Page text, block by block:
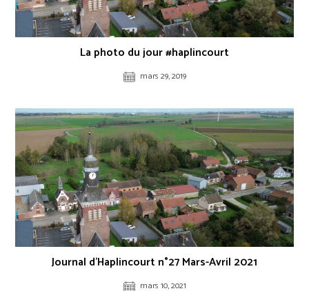
La photo du jour #haplincourt
mars 29, 2019
Journal d’Haplincourt n°27 Mars-Avril 2021
mars 10, 2021